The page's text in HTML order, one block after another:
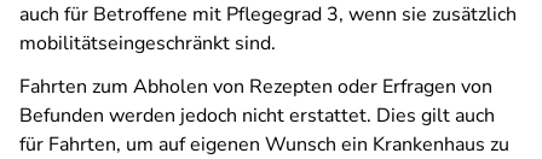
auch für Betroffene mit Pflegegrad 3, wenn sie zusätzlich
mobilitätseingeschränkt sind.
Fahrten zum Abholen von Rezepten oder Erfragen von
Befunden werden jedoch nicht erstattet. Dies gilt auch
für Fahrten, um auf eigenen Wunsch ein Krankenhaus zu